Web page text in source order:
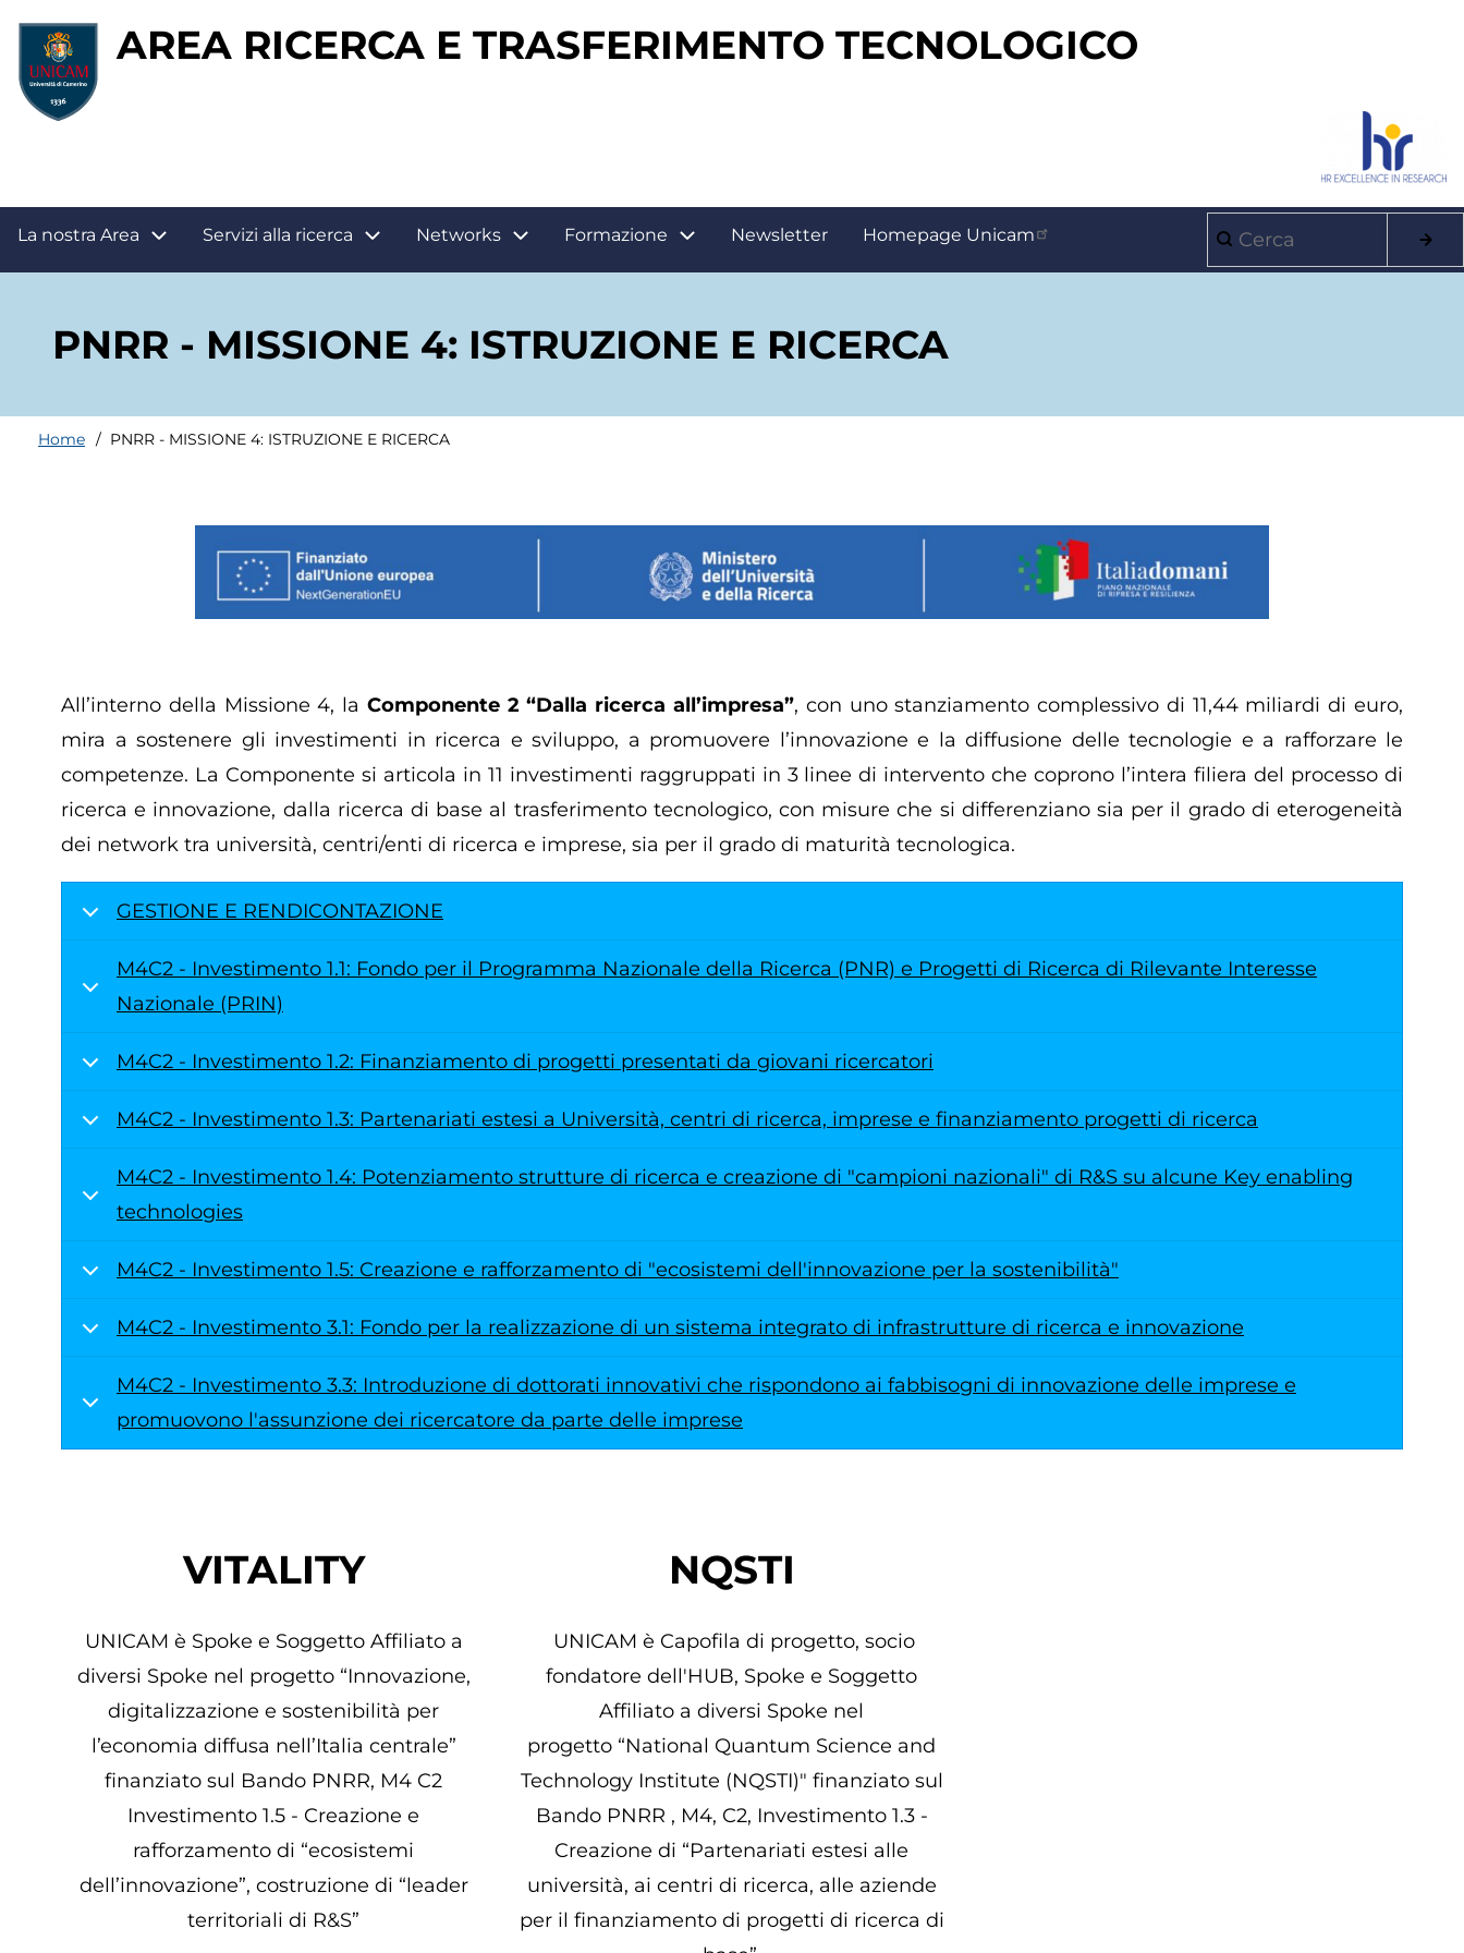
Salta
contenuto
principale
AREA RICERCA E TRASFERIMENTO TECNOLOGICO
Cerca
Main
La nostra Area Servizi alla ricerca Networks Formazione Newsletter Homepage Unicam
PNRR - MISSIONE 4: ISTRUZIONE E RICERCA
Briciole
Home PNRR - MISSIONE 4: ISTRUZIONE E RICERCA
All’interno della Missione 4, la Componente 2 “Dalla ricerca all’impresa”, con uno stanziamento complessivo di 11,44 miliardi di euro,
mira a sostenere gli investimenti in ricerca e sviluppo, a promuovere l’innovazione e la diffusione delle tecnologie e a rafforzare le
competenze. La Componente si articola in 11 investimenti raggruppati in 3 linee di intervento che coprono l’intera filiera del processo di
ricerca e innovazione, dalla ricerca di base al trasferimento tecnologico, con misure che si differenziano sia per il grado di eterogeneità
dei network tra università, centri/enti di ricerca e imprese, sia per il grado di maturità tecnologica.
GESTIONE E RENDICONTAZIONE
M4C2 - Investimento 1.1: Fondo per il Programma Nazionale della Ricerca (PNR) e Progetti di Ricerca di Rilevante Interesse
Nazionale (PRIN)
M4C2 - Investimento 1.2: Finanziamento di progetti presentati da giovani ricercatori
M4C2 - Investimento 1.3: Partenariati estesi a Università, centri di ricerca, imprese e finanziamento progetti di ricerca
M4C2 - Investimento 1.4: Potenziamento strutture di ricerca e creazione di "campioni nazionali" di R&S su alcune Key enabling
technologies
M4C2 - Investimento 1.5: Creazione e rafforzamento di "ecosistemi dell'innovazione per la sostenibilità"
M4C2 - Investimento 3.1: Fondo per la realizzazione di un sistema integrato di infrastrutture di ricerca e innovazione
M4C2 - Investimento 3.3: Introduzione di dottorati innovativi che rispondono ai fabbisogni di innovazione delle imprese e
promuovono l'assunzione dei ricercatore da parte delle imprese
VITALITY
UNICAM è Spoke e Soggetto Affiliato a
diversi Spoke nel progetto “Innovazione,
digitalizzazione e sostenibilità per
l’economia diffusa nell’Italia centrale”
finanziato sul Bando PNRR, M4 C2
Investimento 1.5 - Creazione e
rafforzamento di “ecosistemi
dell’innovazione”, costruzione di “leader
territoriali di R&S”
NQSTI
UNICAM è Capofila di progetto, socio
fondatore dell'HUB, Spoke e Soggetto
Affiliato a diversi Spoke nel
progetto “National Quantum Science and
Technology Institute (NQSTI)" finanziato sul
Bando PNRR , M4, C2, Investimento 1.3 -
Creazione di “Partenariati estesi alle
università, ai centri di ricerca, alle aziende
per il finanziamento di progetti di ricerca di